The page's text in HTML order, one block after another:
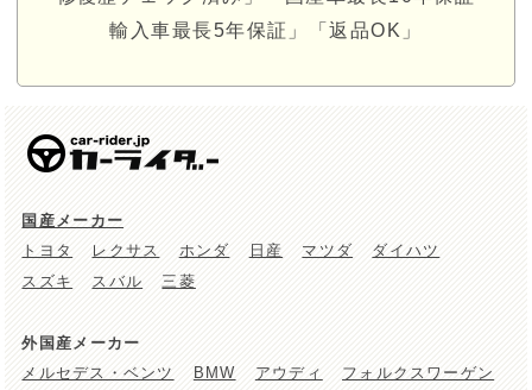
輸入車最長5年保証」「返品OK」
国産メーカー
トヨタ
レクサス ホンダ 日産 マツダ
ダイハツ
スズキ
スバル 三菱
外国産メーカー
メルセデス・ベンツ
BMW アウディ
フォルクスワーゲン